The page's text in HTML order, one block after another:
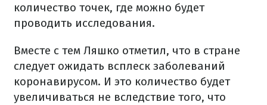
количество точек, где можно будет
проводить исследования.
Вместе с тем Ляшко отметил, что в стране
следует ожидать всплеск заболеваний
коронавирусом. И это количество будет
увеличиваться не вследствие того, что